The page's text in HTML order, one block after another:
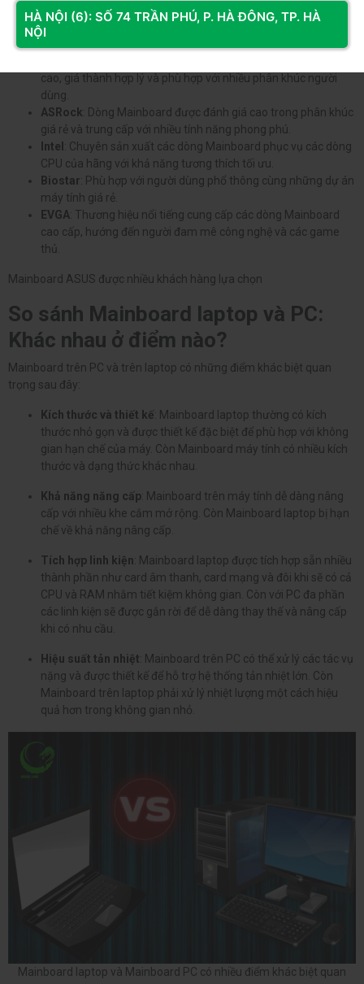
dòng sản phẩm từ phổ thông cho đến cao cấp.
MSI: Chuyên cung cấp các dòng Mainboard cho game thủ và
cao, giá thành hợp lý và phù hợp với nhiều phân khúc người
dùng.
ASRock: Dòng Mainboard được đánh giá cao trong phân khúc
giá rẻ và trung cấp với nhiều tính năng phong phú.
Intel : Chuyên sản xuất các dòng Mainboard phục vụ các dòng
CPU của hãng với khả năng tương thích tối ưu.
Biostar: Phù hợp với người dùng phổ thông cùng những dự án
máy tính giá rẻ.
EVGA: Thương hiệu nổi tiếng cung cấp các dòng Mainboard
cao cấp, hướng đến người đam mê công nghệ và các game
thủ.
Mainboard ASUS được nhiều khách hàng lựa chọn
So sánh Mainboard laptop và PC:
Khác nhau ở điểm nào?
Mainboard trên PC và trên laptop có những điểm khác biệt quan
trọng sau đây:
Kích thước và thiết kế: Mainboard laptop thường có kích
thước nhỏ gọn và được thiết kế đặc biệt để phù hợp với không
gian hạn chế của máy. Còn Mainboard máy tính có nhiều kích
thước và dạng thức khác nhau.
Khả năng năng cấp: Mainboard trên máy tính dễ dàng nâng
cấp với nhiều khe cắm mở rộng. Còn Mainboard laptop bị hạn
chế về khả năng nâng cấp.
Tích hợp linh kiện: Mainboard laptop được tích hợp sẵn nhiều
thành phần như card âm thanh, card mạng và đôi khi sẽ có cả
CPU và RAM nhằm tiết kiệm không gian. Còn với PC đa phần
các linh kiện sẽ được gắn rời để dễ dàng thay thế và nâng cấp
khi có nhu cầu.
Hiệu suất tản nhiệt: Mainboard trên PC có thể xử lý các tác vụ
nặng và được thiết kế để hỗ trợ hệ thống tản nhiệt lớn. Còn
Mainboard trên laptop phải xử lý nhiệt lượng một cách hiệu
quả hơn trong không gian nhỏ.
Mainboard laptop và Mainboard PC có nhiều điểm khác biệt quan
HÀ NỘI (6): SỐ 74 TRẦN PHÚ, P. HÀ ĐÔNG, TP. HÀ
NỘI